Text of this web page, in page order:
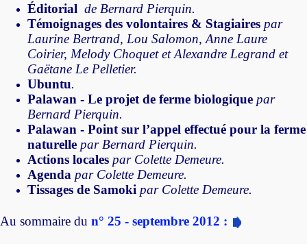
Éditorial de Bernard Pierquin.
Témoignages des volontaires & Stagiaires par
Laurine Bertrand, Lou Salomon, Anne Laure
Coirier, Melody Choquet et Alexandre Legrand et
Gaëtane Le Pelletier.
Ubuntu.
Palawan - Le projet de ferme biologique par
Bernard Pierquin.
Palawan - Point sur l’appel effectué pour la ferme
naturelle par Bernard Pierquin.
Actions locales par Colette Demeure.
Agenda par Colette Demeure.
Tissages de Samoki par Colette Demeure.
Au sommaire du n° 25 - septembre 2012 :